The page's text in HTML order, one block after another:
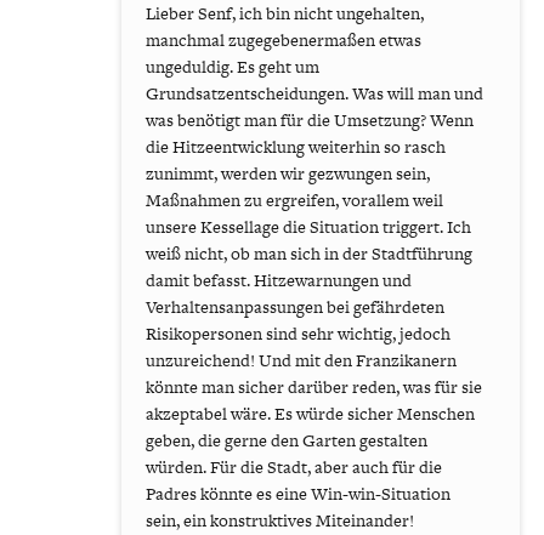
Lieber Senf, ich bin nicht ungehalten,
manchmal zugegebenermaßen etwas
ungeduldig. Es geht um
Grundsatzentscheidungen. Was will man und
was benötigt man für die Umsetzung? Wenn
die Hitzeentwicklung weiterhin so rasch
zunimmt, werden wir gezwungen sein,
Maßnahmen zu ergreifen, vorallem weil
unsere Kessellage die Situation triggert. Ich
weiß nicht, ob man sich in der Stadtführung
damit befasst. Hitzewarnungen und
Verhaltensanpassungen bei gefährdeten
Risikopersonen sind sehr wichtig, jedoch
unzureichend! Und mit den Franzikanern
könnte man sicher darüber reden, was für sie
akzeptabel wäre. Es würde sicher Menschen
geben, die gerne den Garten gestalten
würden. Für die Stadt, aber auch für die
Padres könnte es eine Win-win-Situation
sein, ein konstruktives Miteinander!